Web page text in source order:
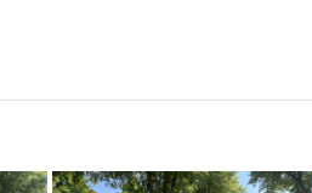
AUTOMOBIL-